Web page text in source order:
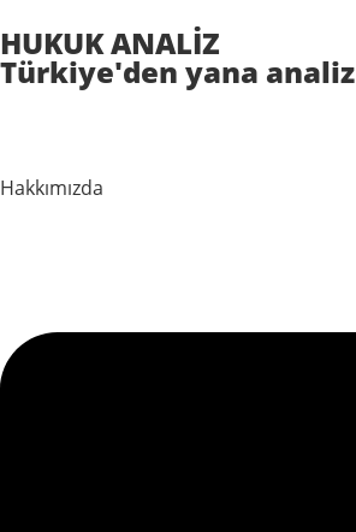
HUKUK ANALİZ
Türkiye'den yana analiz
Hakkımızda